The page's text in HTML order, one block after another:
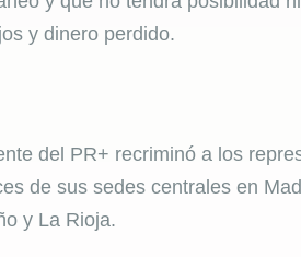
y dinero perdido.
del PR+ recriminó a los
de sus sedes centrales en
y La Rioja.